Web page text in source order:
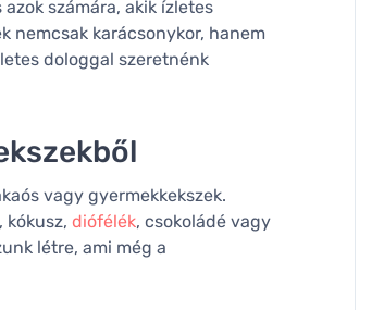
azok számára, akik ízletes
nemcsak karácsonykor, hanem
dologgal szeretnénk
vagy gyermekkekszek.
kókusz, diófélék, csokoládé vagy
létre, ami még a